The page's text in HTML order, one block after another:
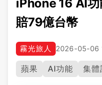
iPhone 16 AI功
賠79億台幣
霧光旅人 2026-05-06
蘋果 AI功能 集體